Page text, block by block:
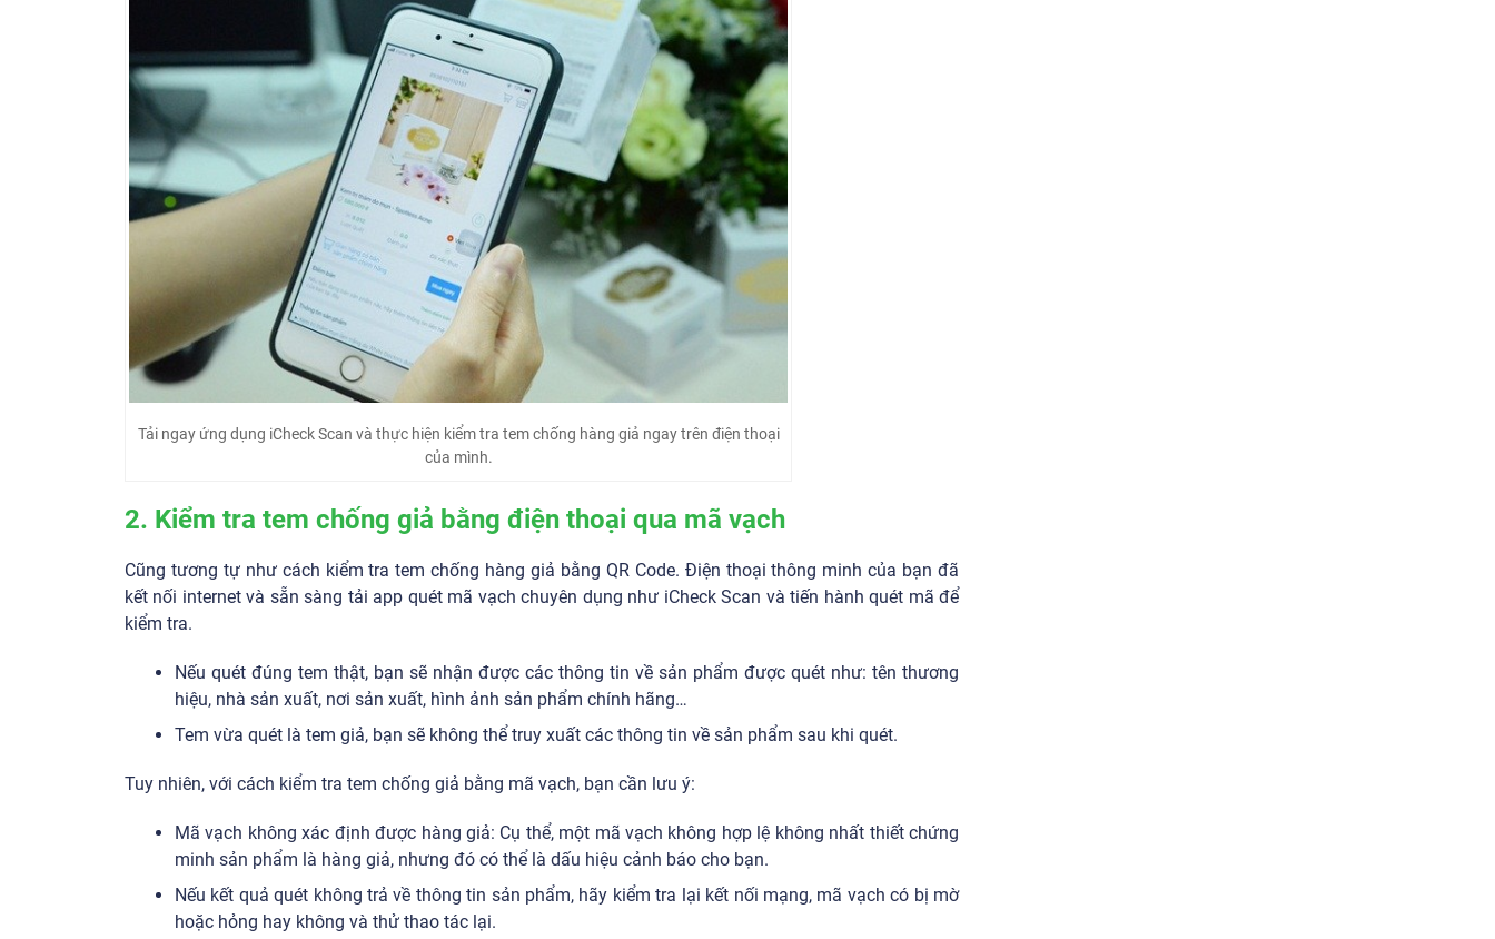
Tải ngay ứng dụng iCheck Scan và thực hiện kiểm tra tem chống hàng giả ngay trên điện thoại
của mình.
2. Kiểm tra tem chống giả bằng điện thoại qua mã vạch
Cũng tương tự như cách kiểm tra tem chống hàng giả bằng QR Code. Điện thoại thông minh của bạn đã
kết nối internet và sẵn sàng tải app quét mã vạch chuyên dụng như iCheck Scan và tiến hành quét mã để
kiểm tra.
Nếu quét đúng tem thật, bạn sẽ nhận được các thông tin về sản phẩm được quét như: tên thương
hiệu, nhà sản xuất, nơi sản xuất, hình ảnh sản phẩm chính hãng…
Tem vừa quét là tem giả, bạn sẽ không thể truy xuất các thông tin về sản phẩm sau khi quét.
Tuy nhiên, với cách kiểm tra tem chống giả bằng mã vạch, bạn cần lưu ý:
Mã vạch không xác định được hàng giả: Cụ thể, một mã vạch không hợp lệ không nhất thiết chứng
minh sản phẩm là hàng giả, nhưng đó có thể là dấu hiệu cảnh báo cho bạn.
Nếu kết quả quét không trả về thông tin sản phẩm, hãy kiểm tra lại kết nối mạng, mã vạch có bị mờ
hoặc hỏng hay không và thử thao tác lại.